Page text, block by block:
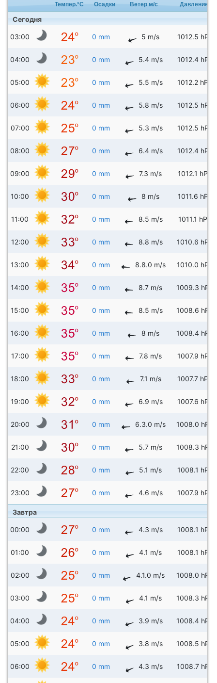
Темпер.°C Осадки Ветер м/с Давление
Сегодня
03:00 0 mm 5 m/s 1012.5 hPa
04:00 0 mm 5.4 m/s 1012.4 hPa
05:00 0 mm 5.5 m/s 1012.2 hPa
06:00 0 mm 5.8 m/s 1012.5 hPa
07:00 0 mm 5.3 m/s 1012.5 hPa
08:00 0 mm 6.4 m/s 1012.4 hPa
09:00 0 mm 7.3 m/s 1012.1 hPa
10:00 0 mm 8 m/s 1011.6 hPa
11:00 0 mm 8.5 m/s 1011.1 hPa
12:00 0 mm 8.8 m/s 1010.6 hPa
13:00 0 mm 8.8.0 m/s 1010.0 hPa
14:00 0 mm 8.7 m/s 1009.3 hPa
15:00 0 mm 8.5 m/s 1008.6 hPa
16:00 0 mm 8 m/s 1008.4 hPa
17:00 0 mm 7.8 m/s 1007.9 hPa
18:00 0 mm 7.1 m/s 1007.7 hPa
19:00 0 mm 6.9 m/s 1007.6 hPa
20:00 0 mm 6.3.0 m/s 1008.0 hPa
21:00 0 mm 5.7 m/s 1008.3 hPa
22:00 0 mm 5.1 m/s 1008.1 hPa
23:00 0 mm 4.6 m/s 1007.9 hPa
Завтра
00:00 0 mm 4.3 m/s 1008.1 hPa
01:00 0 mm 4.1 m/s 1008.1 hPa
02:00 0 mm 4.1.0 m/s 1008.0 hPa
03:00 0 mm 4.1 m/s 1008.3 hPa
04:00 0 mm 3.9 m/s 1008.4 hPa
05:00 0 mm 3.8 m/s 1008.5 hPa
06:00 0 mm 4.3 m/s 1008.7 hPa